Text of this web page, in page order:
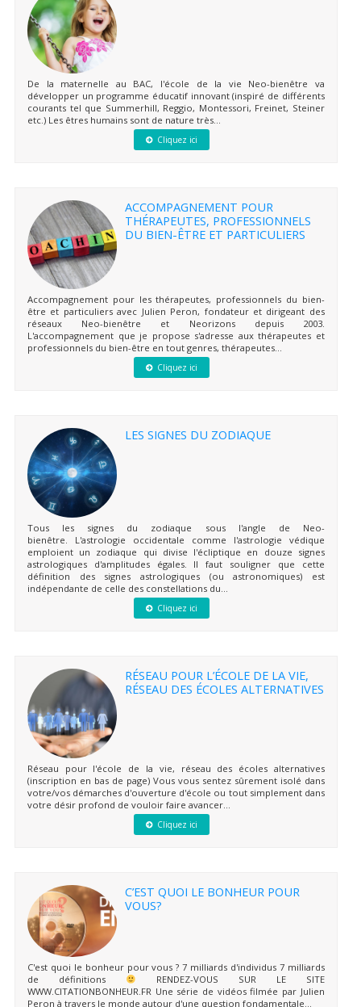
De la maternelle au BAC, l'école de la vie Neo-bienêtre va
développer un programme éducatif innovant (inspiré de différents
courants tel que Summerhill, Reggio, Montessori, Freinet, Steiner
etc.) Les êtres humains sont de nature très...
Cliquez ici
ACCOMPAGNEMENT POUR
THÉRAPEUTES, PROFESSIONNELS
DU BIEN-ÊTRE ET PARTICULIERS
Accompagnement pour les thérapeutes, professionnels du bien-
être et particuliers avec Julien Peron, fondateur et dirigeant des
réseaux Neo-bienêtre et Neorizons depuis 2003.
L'accompagnement que je propose s'adresse aux thérapeutes et
professionnels du bien-être en tout genres, thérapeutes...
Cliquez ici
LES SIGNES DU ZODIAQUE
Tous les signes du zodiaque sous l'angle de Neo-
bienêtre. L'astrologie occidentale comme l'astrologie védique
emploient un zodiaque qui divise l'écliptique en douze signes
astrologiques d'amplitudes égales. Il faut souligner que cette
définition des signes astrologiques (ou astronomiques) est
indépendante de celle des constellations du...
Cliquez ici
RÉSEAU POUR L’ÉCOLE DE LA VIE,
RÉSEAU DES ÉCOLES ALTERNATIVES
Réseau pour l'école de la vie, réseau des écoles alternatives
(inscription en bas de page) Vous vous sentez sûrement isolé dans
votre/vos démarches d'ouverture d'école ou tout simplement dans
votre désir profond de vouloir faire avancer...
Cliquez ici
C’EST QUOI LE BONHEUR POUR
VOUS?
C'est quoi le bonheur pour vous ? 7 milliards d'individus 7 milliards
de définitions
RENDEZ-VOUS SUR LE SITE
WWW.CITATIONBONHEUR.FR Une série de vidéos filmée par Julien
Peron à travers le monde autour d'une question fondamentale...